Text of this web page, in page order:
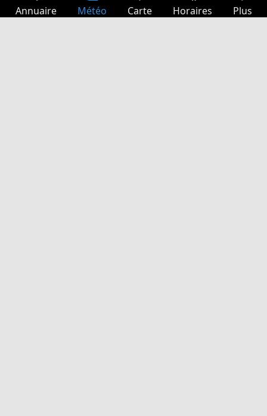
Annuaire Météo Carte Horaires Plus